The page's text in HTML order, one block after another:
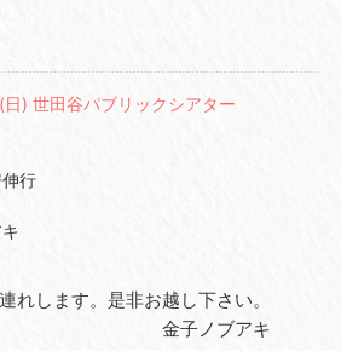
) 世田谷パブリックシアター
行
れします。是非お越し下さい。
金子ノブアキ